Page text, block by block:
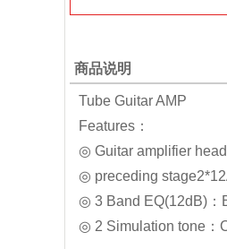
商品说明
Tube Guitar AMP
Features：
◎ Guitar amplifier
◎ preceding
◎ 3 Band EQ(12dB)：
◎ 2 Simulation tone：